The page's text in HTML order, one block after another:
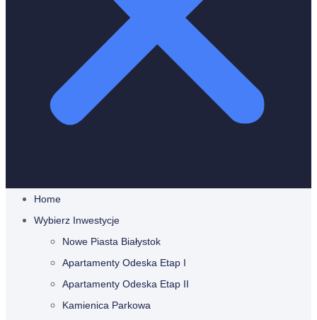
Home
Wybierz Inwestycje
Nowe Piasta Białystok
Apartamenty Odeska Etap I
Apartamenty Odeska Etap II
Kamienica Parkowa